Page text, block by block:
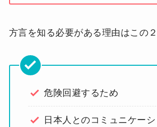
方言を知る必要がある理由はこの２
危険回避するため
日本人とのコミュニケー